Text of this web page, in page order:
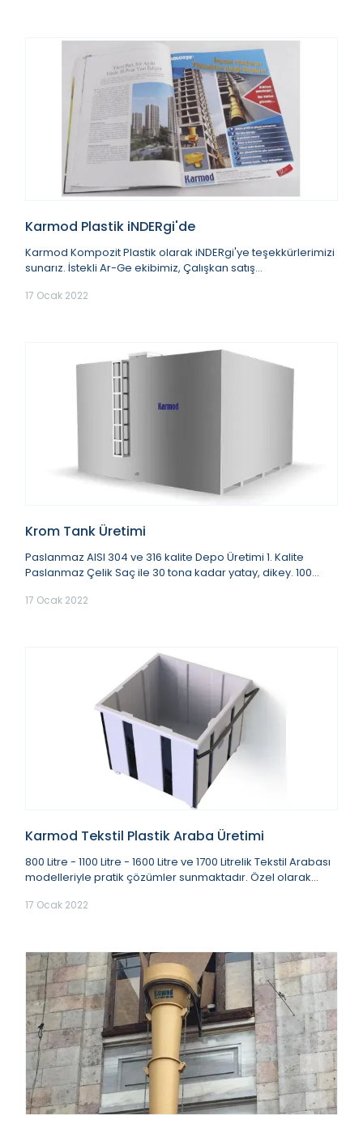
Karmod Plastik iNDERgi'de
Karmod Kompozit Plastik olarak iNDERgi'ye teşekkürlerimizi
sunarız. İstekli Ar-Ge ekibimiz, Çalışkan satış
17 Ocak 2022
Krom Tank Üretimi
Paslanmaz AISI 304 ve 316 kalite Depo Üretimi 1. Kalite
Paslanmaz Çelik Saç ile 30 tona kadar yatay, dikey. 100
17 Ocak 2022
Karmod Tekstil Plastik Araba Üretimi
800 Litre - 1100 Litre - 1600 Litre ve 1700 Litrelik Tekstil Arabası
modelleriyle pratik çözümler sunmaktadır. Özel olarak
17 Ocak 2022